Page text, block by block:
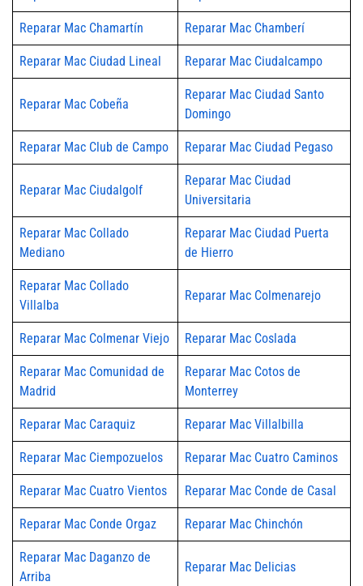
Reparar Mac Chamartín Reparar Mac Chamberí
Reparar Mac Ciudad Lineal Reparar Mac Ciudalcampo
Reparar Mac Cobeña
Reparar Mac Ciudad Santo
Domingo
Reparar Mac Club de Campo Reparar Mac Ciudad Pegaso
Reparar Mac Ciudalgolf
Reparar Mac Ciudad
Universitaria
Reparar Mac Collado
Mediano
Reparar Mac Ciudad Puerta
de Hierro
Reparar Mac Collado
Villalba
Reparar Mac Colmenarejo
Reparar Mac Colmenar Viejo Reparar Mac Coslada
Reparar Mac Comunidad de
Madrid
Reparar Mac Cotos de
Monterrey
Reparar Mac Caraquiz Reparar Mac Villalbilla
Reparar Mac Ciempozuelos Reparar Mac Cuatro Caminos
Reparar Mac Cuatro Vientos Reparar Mac Conde de Casal
Reparar Mac Conde Orgaz Reparar Mac Chinchón
Reparar Mac Daganzo de
Arriba
Reparar Mac Delicias